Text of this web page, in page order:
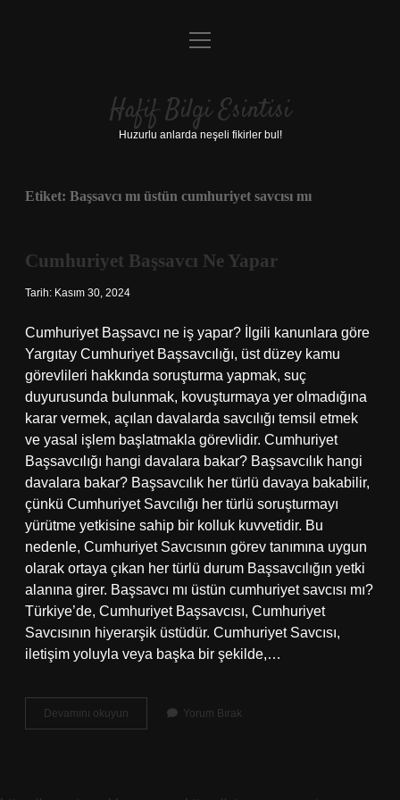
Anasayfa
Yasal Uyarı
menüyü
Hafif Bilgi Esintisi
Huzurlu anlarda neşeli fikirler bul!
Etiket: Başsavcı mı üstün cumhuriyet savcısı mı
Cumhuriyet Başsavcı Ne Yapar
Tarih: Kasım 30, 2024
Cumhuriyet Başsavcı ne iş yapar? İlgili kanunlara göre
Yargıtay Cumhuriyet Başsavcılığı, üst düzey kamu
görevlileri hakkında soruşturma yapmak, suç
duyurusunda bulunmak, kovuşturmaya yer olmadığına
karar vermek, açılan davalarda savcılığı temsil etmek
ve yasal işlem başlatmakla görevlidir. Cumhuriyet
Başsavcılığı hangi davalara bakar? Başsavcılık hangi
davalara bakar? Başsavcılık her türlü davaya bakabilir,
çünkü Cumhuriyet Savcılığı her türlü soruşturmayı
yürütme yetkisine sahip bir kolluk kuvvetidir. Bu
nedenle, Cumhuriyet Savcısının görev tanımına uygun
olarak ortaya çıkan her türlü durum Başsavcılığın yetki
alanına girer. Başsavcı mı üstün cumhuriyet savcısı mı?
Türkiye’de, Cumhuriyet Başsavcısı, Cumhuriyet
Savcısının hiyerarşik üstüdür. Cumhuriyet Savcısı,
iletişim yoluyla veya başka bir şekilde,…
Devamını okuyun Cumhuriyet
Başsavcı
Yorum Bırak